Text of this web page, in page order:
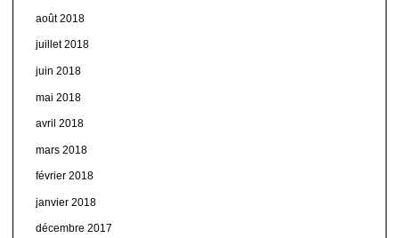
août 2018
juillet 2018
juin 2018
mai 2018
avril 2018
mars 2018
février 2018
janvier 2018
décembre 2017